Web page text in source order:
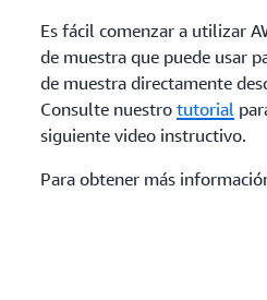
Es fácil comenzar a utilizar
de muestra que puede usar
de muestra directamente
Consulte nuestro tutorial
siguiente video instructivo.
Para obtener más